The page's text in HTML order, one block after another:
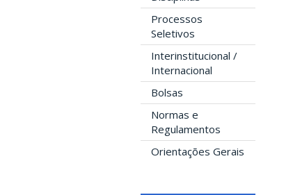
Processos
Seletivos
Interinstitucional /
Internacional
Bolsas
Normas e
Regulamentos
Orientações Gerais